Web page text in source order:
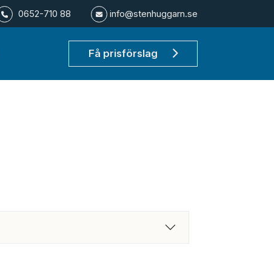
0652-710 88 info@stenhuggarn.se
Få prisförslag